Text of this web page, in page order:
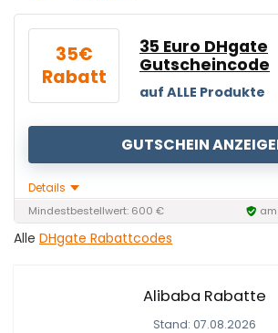
35€
Rabatt
35 Euro DHgate
Gutscheincode
auf ALLE Produkte
GUTSCHEIN
Details
Mindestbestellwert: 600 €
Alle DHgate Rabattcodes
Alibaba Rabatte
Stand: 07.08.2026